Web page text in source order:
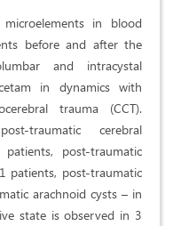
in blood
before and after the
and intracystal
in dynamics with
trauma (CCT).
traumatic cerebral
post-traumatic
patients, post-traumatic
arachnoid cysts – in
state is observed in 3